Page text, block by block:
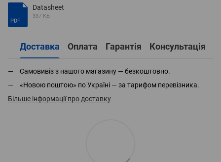
PDF
Datasheet
337 КБ
Доставка Оплата Гарантія Консультація
Самовивіз з нашого магазину — безкоштовно.
«Новою поштою» по Україні — за тарифом перевізника.
Більше інформації про доставку